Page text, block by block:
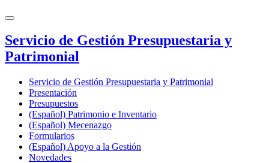
Servicio de Gestión Presupuestaria y
Patrimonial
Servicio de Gestión Presupuestaria y Patrimonial
Presentación
Presupuestos
(Español) Patrimonio e Inventario
(Español) Mecenazgo
Formularios
(Español) Apoyo a la Gestión
Novedades